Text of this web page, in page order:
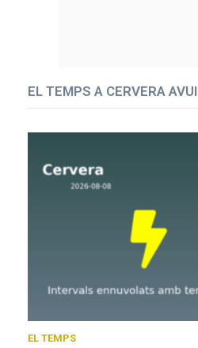
EL TEMPS A CERVERA AVUI
EL TEMPS